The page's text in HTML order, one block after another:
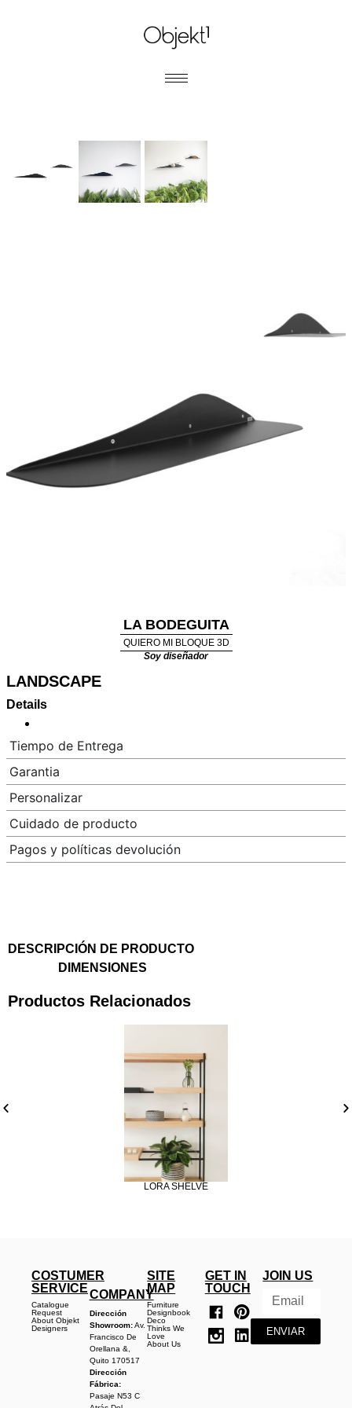
LA BODEGUITA
QUIERO MI BLOQUE 3D
Soy diseñador
LANDSCAPE
Details
Tiempo de Entrega
Garantia
Personalizar
Cuidado de producto
Pagos y políticas devolución
DESCRIPCIÓN DE PRODUCTO
DIMENSIONES
Productos Relacionados
LORA SHELVE
COSTUMER
SERVICE
Catalogue
Request
About Objekt
Designers
COMPANY
Dirección
Showroom:Av.
Francisco De
Orellana &,
Quito 170517
Dirección
Fábrica:
Pasaje N53 C
SITE
MAP
Furniture
Designbook
Deco
Thinks We
Love
About Us
GET IN
TOUCH
JOIN US
ENVIAR